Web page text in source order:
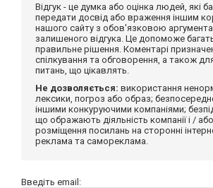
Відгук - це думка або оцінка людей, які
передати досвід або враження іншим
нашого сайту з обов'язковою
залишеного відгука. Це допоможе
правильне рішення. Коментарі
спілкування та обговорення, а також
питань, що цікавлять.
Не дозволяється: використання
лексики, погроз або образ;
іншими конкуруючими компаніями;
що ображають діяльність компанії і / або
розміщення посилань на сторонні
реклама та самореклама.
Введіть email: